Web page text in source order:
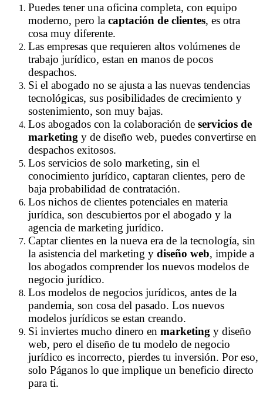
Puedes tener una oficina completa, con equipo
moderno, pero la captación de clientes, es otra
cosa muy diferente.
Las empresas que requieren altos volúmenes de
trabajo jurídico, estan en manos de pocos
despachos.
Si el abogado no se ajusta a las nuevas tendencias
tecnológicas, sus posibilidades de crecimiento y
sostenimiento, son muy bajas.
Los abogados con la colaboración de servicios de
marketing y de diseño web, puedes convertirse en
despachos exitosos.
Los servicios de solo marketing, sin el
conocimiento jurídico, captaran clientes, pero de
baja probabilidad de contratación.
Los nichos de clientes potenciales en materia
jurídica, son descubiertos por el abogado y la
agencia de marketing jurídico.
Captar clientes en la nueva era de la tecnología, sin
la asistencia del marketing y diseño web, impide a
los abogados comprender los nuevos modelos de
negocio jurídico.
Los modelos de negocios jurídicos, antes de la
pandemia, son cosa del pasado. Los nuevos
modelos jurídicos se estan creando.
Si inviertes mucho dinero en marketing y diseño
web, pero el diseño de tu modelo de negocio
jurídico es incorrecto, pierdes tu inversión. Por eso,
solo Páganos lo que implique un beneficio directo
para ti.